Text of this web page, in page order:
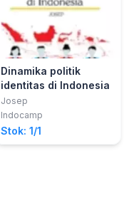
Dinamika politik
identitas di Indonesia
Josep
Indocamp
Stok: 1/1